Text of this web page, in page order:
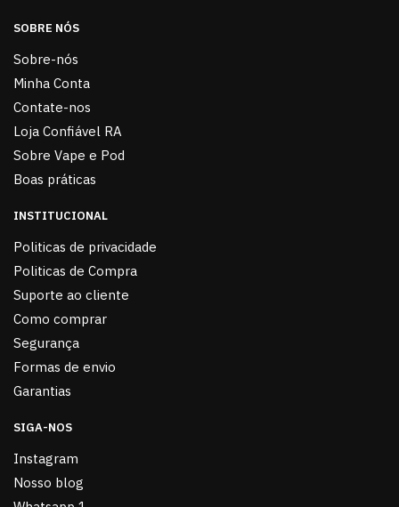
SOBRE NÓS
Sobre-nós
Minha Conta
Contate-nos
Loja Confiável RA
Sobre Vape e Pod
Boas práticas
INSTITUCIONAL
Politicas de privacidade
Politicas de Compra
Suporte ao cliente
Como comprar
Segurança
Formas de envio
Garantias
SIGA-NOS
Instagram
Nosso blog